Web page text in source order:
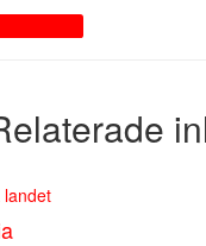
landet